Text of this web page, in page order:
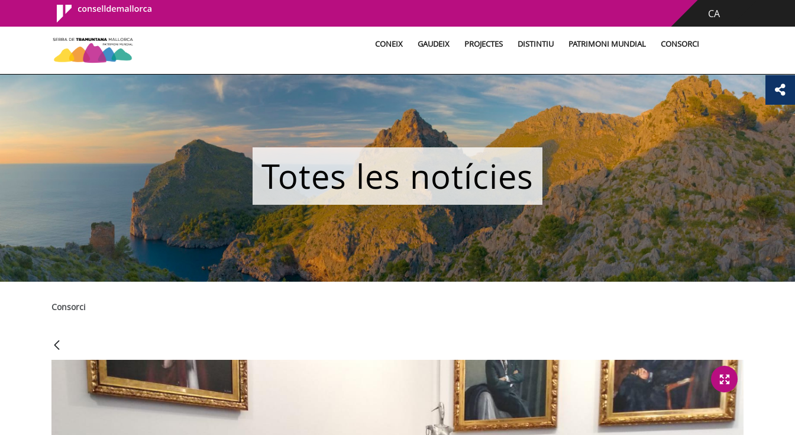
Consell de
Mallorca
CA
CONEIX GAUDEIX PROJECTES DISTINTIU PATRIMONI MUNDIAL CONSORCI
Totes les notícies
Consorci